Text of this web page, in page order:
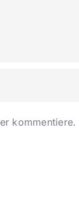
kommentiere.